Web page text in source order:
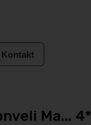
Kontakt
Ma... 4*